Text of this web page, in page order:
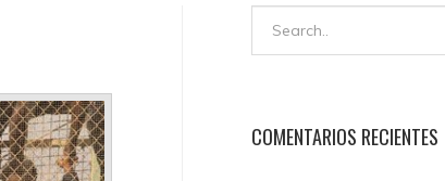
COMENTARIOS RECIENTES